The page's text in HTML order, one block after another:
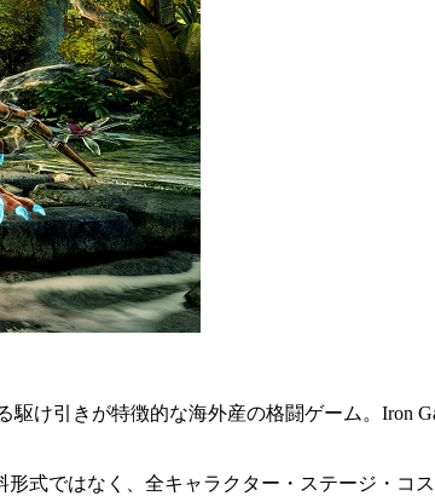
け引きが特徴的な海外産の格闘ゲーム。Iron
式ではなく、全キャラクター・ステージ・コ